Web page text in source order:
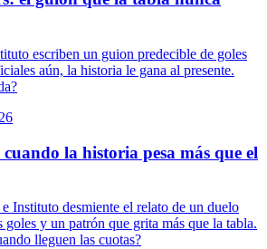
escriben un guion predecible de goles
aún, la historia le gana al presente.
la historia pesa más que el
Instituto desmiente el relato de un duelo
y un patrón que grita más que la tabla.
lleguen las cuotas?